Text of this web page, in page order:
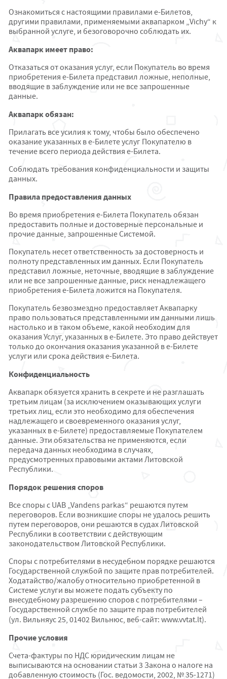
Ознакомиться с настоящими правилами e-Билетов,
другими правилами, применяемыми аквапарком „Vichy“ к
выбранной услуге, и безоговорочно соблюдать их.
Аквапарк имеет право:
Отказаться от оказания услуг, если Покупатель во время
приобретения e-Билета представил ложные, неполные,
вводящие в заблуждение или не все запрошенные
данные.
Аквапарк обязан:
Прилагать все усилия к тому, чтобы было обеспечено
оказание указанных в e-Билете услуг Покупателю в
течение всего периода действия e-Билета.
Соблюдать требования конфиденциальности и защиты
данных.
Правила предоставления данных
Во время приобретения е-Билета Покупатель обязан
предоставить полные и достоверные персональные и
прочие данные, запрошенные Системой.
Покупатель несет ответственность за достоверность и
полноту представленных им данных. Если Покупатель
представил ложные, неточные, вводящие в заблуждение
или не все запрошенные данные, риск ненадлежащего
приобретения e-Билета ложится на Покупателя.
Покупатель безвозмездно предоставляет Аквапарку
право пользоваться представленными им данными лишь
настолько и в таком объеме, какой необходим для
оказания Услуг, указанных в е-Билете. Это право действует
только до окончания оказания указанной в е-Билете
услуги или срока действия e-Билета.
Конфиденциальность
Аквапарк обязуется хранить в секрете и не разглашать
третьим лицам (за исключением оказывающих услуги
третьих лиц, если это необходимо для обеспечения
надлежащего и своевременного оказания услуг,
указанных в е-Билете) предоставляемые Покупателем
данные. Эти обязательства не применяются, если
передача данных необходима в случаях,
предусмотренных правовыми актами Литовской
Республики.
Порядок решения споров
Все споры с UAB „Vandens parkas“ решаются путем
переговоров. Если возникшие споры не удалось решить
путем переговоров, они решаются в судах Литовской
Республики в соответствии с действующим
законодательством Литовской Республики.
Споры с потребителями в несудебном порядке решаются
Государственной службой по защите прав потребителей.
Ходатайство/жалобу относительно приобретенной в
Системе услуги вы можете подать субъекту по
внесудебному разрешению споров с потребителями –
Государственной службе по защите прав потребителей
(ул. Вильняус 25, 01402 Вильнюс, веб-сайт: www.vvtat.lt).
Прочие условия
Счета-фактуры по НДС юридическим лицам не
выписываются на основании статьи 3 Закона о налоге на
добавленную стоимость (Гос. ведомости, 2002, № 35-1271)